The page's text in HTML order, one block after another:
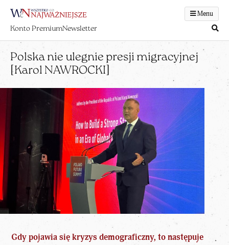
Menu
Konto PremiumNewsletter
Polska nie ulegnie presji migracyjnej
[Karol NAWROCKI]
Gdy pojawia się kryzys demograficzny, to następuje